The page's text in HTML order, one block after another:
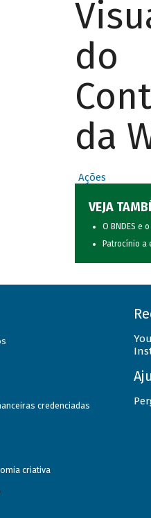
do
da
Ações
VEJA
O BNDES e
Patrocínio a
credenciadas
criativa